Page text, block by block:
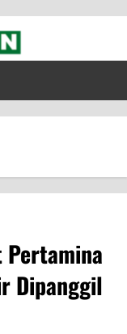
Pertamina
Dipanggil